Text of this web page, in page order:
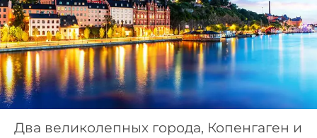
Два великолепных города, Копенгаген и